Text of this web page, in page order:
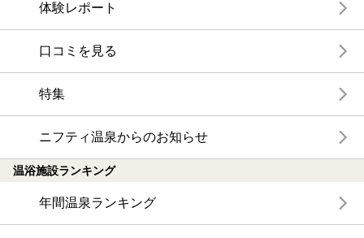
体験レポート
口コミを見る
特集
ニフティ温泉からのお知らせ
温浴施設ランキング
年間温泉ランキング